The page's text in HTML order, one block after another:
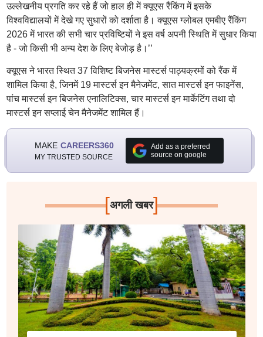
उल्लेखनीय प्रगति कर रहे हैं जो हाल ही में क्यूएस रैंकिंग में इसके
विश्वविद्यालयों में देखे गए सुधारों को दर्शाता है। क्यूएस ग्लोबल एमबीए रैंकिंग
2026 में भारत की सभी चार प्रविष्टियों ने इस वर्ष अपनी स्थिति में सुधार किया
है - जो किसी भी अन्य देश के लिए बेजोड़ है।’’
क्यूएस ने भारत स्थित 37 विशिष्ट बिजनेस मास्टर्स पाठ्यक्रमों को रैंक में
शामिल किया है, जिनमें 19 मास्टर्स इन मैनेजमेंट, सात मास्टर्स इन फाइनेंस,
पांच मास्टर्स इन बिजनेस एनालिटिक्स, चार मास्टर्स इन मार्केटिंग तथा दो
मास्टर्स इन सप्लाई चेन मैनेजमेंट शामिल हैं।
MAKE CAREERS360
MY TRUSTED SOURCE
Add as a preferred
source on google
[अगली खबर]